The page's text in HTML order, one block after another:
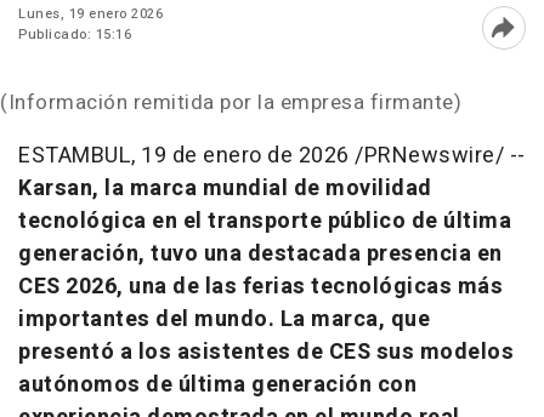
Lunes, 19 enero 2026
Publicado: 15:16
(Información remitida por la empresa firmante)
ESTAMBUL, 19 de enero de 2026 /PRNewswire/ --
Karsan, la marca mundial de movilidad
tecnológica en el transporte público de última
generación, tuvo una destacada presencia en
CES 2026, una de las ferias tecnológicas más
importantes del mundo. La marca, que
presentó a los asistentes de CES sus modelos
autónomos de última generación con